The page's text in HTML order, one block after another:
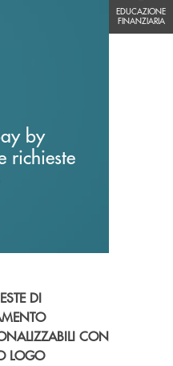
EDUCAZIONE
FINANZIARIA
by
richieste
DI
CON
LOGO